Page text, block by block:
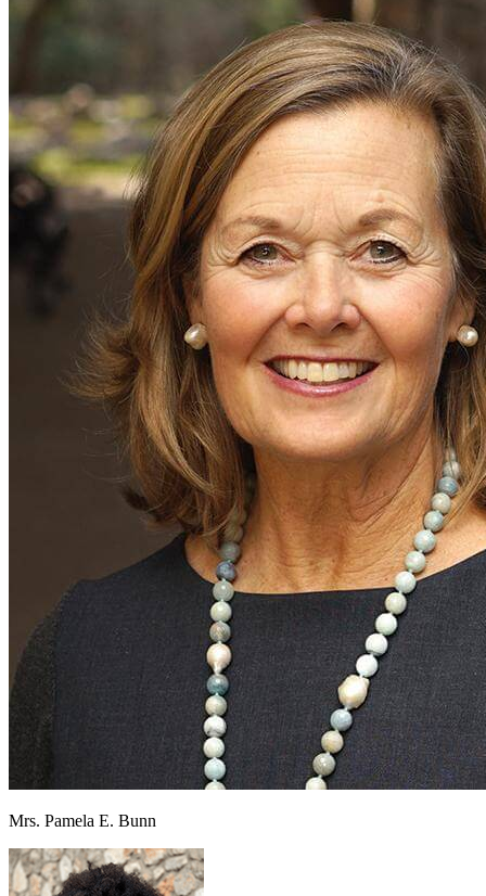
Mrs. Pamela E. Bunn